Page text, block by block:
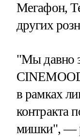
Мегафон,
других
"Мы давно
в рамках
контракта
мишки", —